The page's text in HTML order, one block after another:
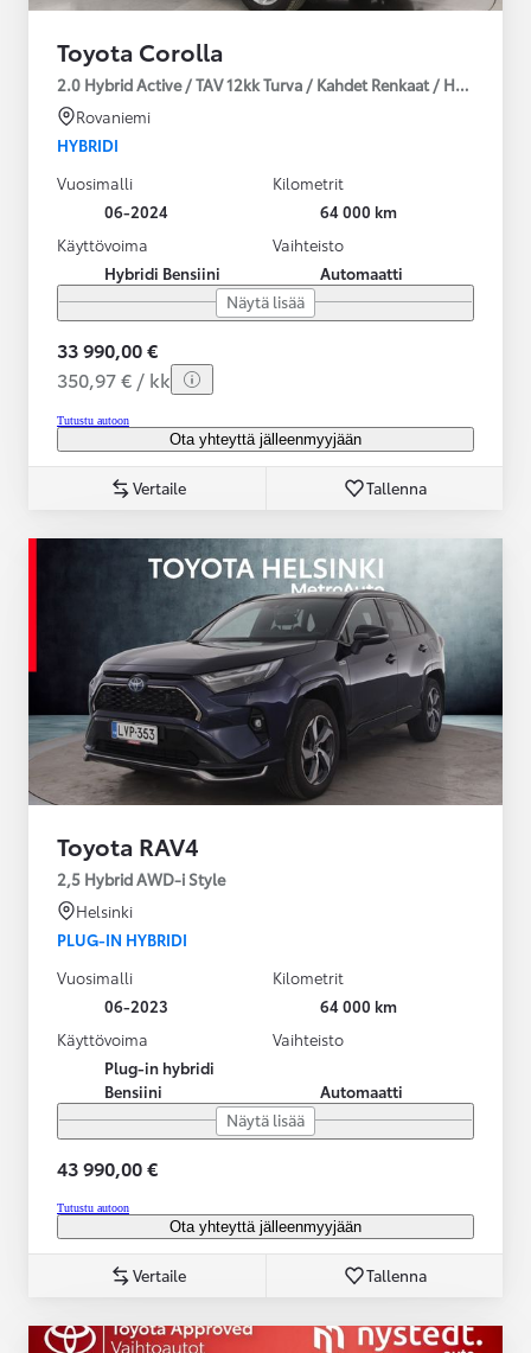
Toyota Corolla
2.0 Hybrid Active / TAV 12kk Turva / Kahdet Renkaat /
Rovaniemi
HYBRIDI
Vuosimalli
06-2024
Kilometrit
64 000 km
Käyttövoima
Hybridi Bensiini
Vaihteisto
Automaatti
Näytä lisää
33 990,00 €
350,97 € / kk
Tutustu autoon
Ota yhteyttä jälleenmyyjään
Vertaile Tallenna
Toyota RAV4
2,5 Hybrid AWD-i Style
Helsinki
PLUG-IN HYBRIDI
Vuosimalli
06-2023
Kilometrit
64 000 km
Käyttövoima
Plug-in hybridi
Bensiini
Vaihteisto
Automaatti
Näytä lisää
43 990,00 €
Tutustu autoon
Ota yhteyttä jälleenmyyjään
Vertaile Tallenna